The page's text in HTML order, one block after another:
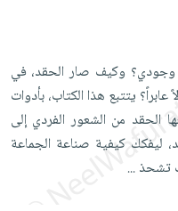
وكيف صار الحقد، في
يتتبع هذا الكتاب، بأدوات
الحقد من الشعور الفردي إلى
ليفكك كيفية صناعة الجماعة
تشحذ...